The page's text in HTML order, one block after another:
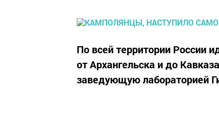
По всей территории России
от Архангельска и до
заведующую лабораторией